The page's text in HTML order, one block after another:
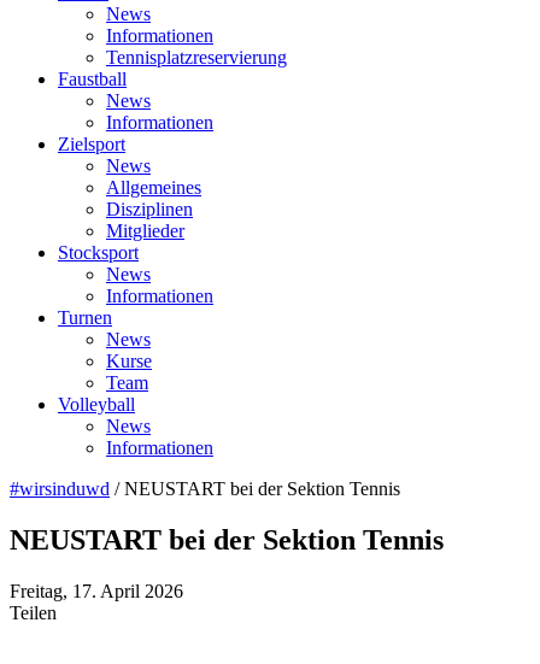
News
Informationen
Tennisplatzreservierung
Faustball
News
Informationen
Zielsport
News
Allgemeines
Disziplinen
Mitglieder
Stocksport
News
Informationen
Turnen
News
Kurse
Team
Volleyball
News
Informationen
#wirsinduwd /NEUSTART bei der Sektion Tennis
NEUSTART bei der Sektion Tennis
Freitag, 17. April 2026
Teilen